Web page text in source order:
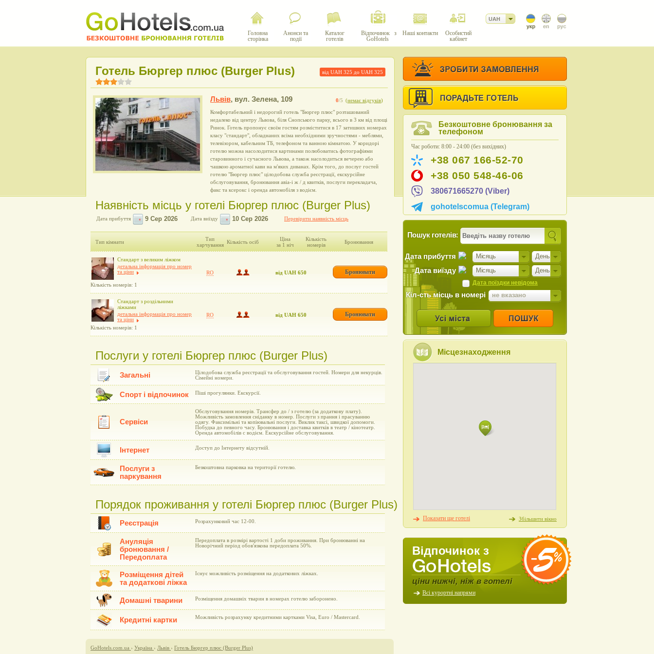
Головна
сторінка
Анонси та
події
Каталог
готелів
Відпочинок з
GoHotels
Наші контакти
Особистий
кабінет
UAH
від UAH325 до UAH325
Готель Бюргер плюс (Burger Plus)
0/5 (немає відгуків)
Львів, вул. Зелена, 109
Комфортабельний і недорогий готель "Бюргер плюс" розташований
недалеко від центру Львова, біля Снопського парку, всього в 3 км від площі
Ринок. Готель пропонує своїм гостям розміститися в 17 затишних номерах
класу "стандарт", обладнаних всіма необхідними зручностями - меблями,
телевізором, кабельним ТБ, телефоном та ванною кімнатою. У коридорі
готелю можна насолодитися картинами полюбоватись фотографіями
старовинного і сучасного Львова, а також насолодиться вечерею або
чашкою ароматної кави на м'яких диванах. Крім того, до послуг гостей
готелю "Бюргер плюс" цілодобова служба реєстрації, екскурсійне
обслуговування, бронювання авіа-і ж / д квитків, послуги перекладача,
факс та ксерокс і оренда автомобіля з водієм.
Наявність місць у готелі Бюргер плюс (Burger Plus)
Дата прибуття Дата виїзду Перевірити наявність місць
Тип кімнати
Тип
харчування Кількість осіб
Ціна
за 1 ніч
Кількість
номерів
Бронювання
Стандарт з великим ліжком
детальна інформація про номер
та ціни
Кількість номерів: 1
RO від UAH 650 Бронювати
Стандарт з роздільними
ліжками
детальна інформація про номер
та ціни
Кількість номерів: 1
RO від UAH 650 Бронювати
Послуги у готелі Бюргер плюс (Burger Plus)
Загальні
Цілодобова служба реєстрації та обслуговування гостей. Номери для некурців.
Сімейні номери.
Спорт і відпочинок Піші прогулянки. Екскурсії.
Сервіси
Обслуговування номерів. Трансфер до / з готелю (за додаткову плату).
Можливість замовлення сніданку в номер. Послуги з прання і прасуванню
одягу. Факсимільні та копіювальні послуги. Виклик таксі, швидкої допомоги.
Побудка до певного часу. Бронювання і доставка квитків в театр / кінотеатр.
Оренда автомобілів c водієм. Екскурсійне обслуговування.
Інтернет Доступ до Інтернету відсутній.
Послуги з
паркування
Безкоштовна парковка на території готелю.
Порядок проживання у готелі Бюргер плюс (Burger Plus)
Реєстрація Розрахунковий час 12-00.
Ануляція
бронювання /
Передоплата
Передоплата в розмірі вартості 1 доби проживання. При бронюванні на
Новорічний період обов'язкова передоплата 50%.
Розміщення дітей
та додаткові ліжка
Існує можливість розміщення на додаткових ліжках.
Домашні тварини Розміщення домашніх тварин в номерах готелю заборонено.
Кредитні картки Можливість розрахунку кредитними картками Visa, Euro / Mastercard.
GoHotels.com.ua › Україна › Львів › Готель Бюргер плюс (Burger Plus)
Безкоштовне бронювання за
телефоном
Час роботи: 8:00 - 24:00 (без вихідних)
+38 067 166-52-70
+38 050 548-46-06
380671665270 (Viber)
gohotelscomua (Telegram)
Пошук готелів:
Місяць День
Дата прибуття
Місяць День
Дата виїзду
Дата поїздки невідома
Кіл-сть місць в номері не вказано
Місцезнаходження
Показати ще готелі Збільшити вікно
Відпочинок з
ціни нижчі, ніж в готелі
Всі курортні напрями